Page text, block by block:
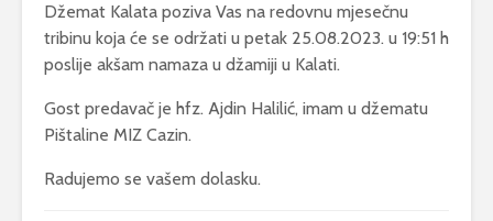
Džemat Kalata poziva Vas na redovnu mjesečnu
tribinu koja će se održati u petak 25.08.2023. u 19:51 h
poslije akšam namaza u džamiji u Kalati.
Gost predavač je hfz. Ajdin Halilić, imam u džematu
Pištaline MIZ Cazin.
Radujemo se vašem dolasku.